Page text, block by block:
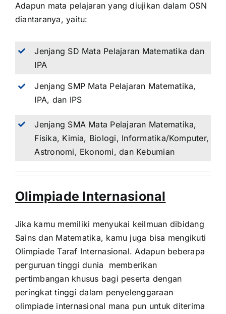
Adapun mata pelajaran yang diujikan dalam OSN
diantaranya, yaitu:
Jenjang SD Mata Pelajaran Matematika dan
IPA
Jenjang SMP Mata Pelajaran Matematika,
IPA, dan IPS
Jenjang SMA Mata Pelajaran Matematika,
Fisika, Kimia, Biologi, Informatika/Komputer,
Astronomi, Ekonomi, dan Kebumian
Olimpiade Internasional
Jika kamu memiliki menyukai keilmuan dibidang
Sains dan Matematika, kamu juga bisa mengikuti
Olimpiade Taraf Internasional. Adapun beberapa
perguruan tinggi dunia memberikan
pertimbangan khusus bagi peserta dengan
peringkat tinggi dalam penyelenggaraan
olimpiade internasional mana pun untuk diterima